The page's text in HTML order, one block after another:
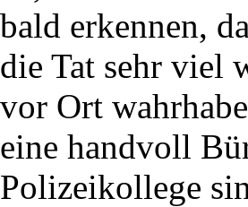
bald erkennen,
die Tat sehr viel
vor Ort
eine handvoll
Polizeikollege